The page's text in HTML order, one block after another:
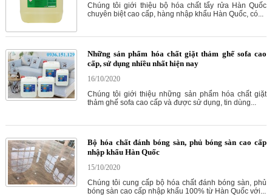
Chúng tôi giới thiệu bộ hóa chất tẩy rửa Hàn Quốc
chuyên biệt cao cấp, hàng nhập khẩu Hàn Quốc, có...
Những sản phẩm hóa chất giặt thảm ghế sofa cao
cấp, sử dụng nhiều nhất hiện nay
16/10/2020
Chúng tôi giới thiệu những sản phẩm hóa chất giặt
thảm ghế sofa cao cấp và được sử dụng, tin dùng...
Bộ hóa chất đánh bóng sàn, phủ bóng sàn cao cấp
nhập khẩu Hàn Quốc
15/10/2020
Chúng tôi cung cấp bộ hóa chất đánh bóng sàn, phủ
bóng sàn cao cấp nhập khẩu 100% từ Hàn Quốc với...